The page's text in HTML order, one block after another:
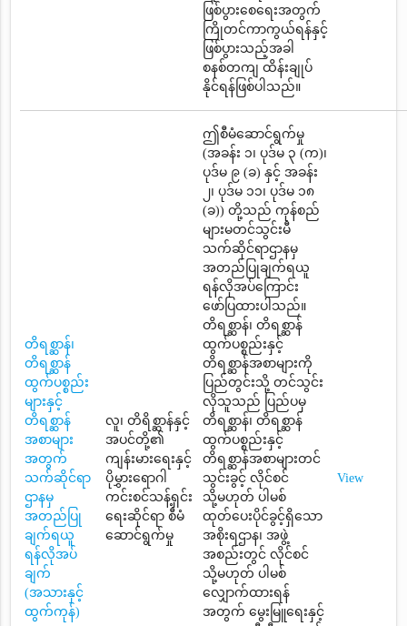
ဖြစ်ပွားစေရေးအတွက်
ကြိုတင်ကာကွယ်ရန်နှင့်
ဖြစ်ပွားသည့်အခါ
စနစ်တကျ ထိန်းချုပ်
နိုင်ရန်ဖြစ်ပါသည်။
တိရစ္ဆာန်၊
တိရစ္ဆာန်
ထွက်ပစ္စည်း
များနှင့်
တိရစ္ဆာန်
အစာများ
အတွက်
သက်ဆိုင်ရာ
ဌာနမှ
အတည်ပြု
ချက်ရယူ
ရန်လိုအပ်
ချက်
(အသားနှင့်
ထွက်ကုန်)
လူ၊ တိရိစ္ဆာန်နှင့်
အပင်တို့၏
ကျန်းမားရေးနှင့်
ပိုမွှားရောဂါ
ကင်းစင်သန့်ရှင်း
ရေးဆိုင်ရာ စီမံ
ဆောင်ရွက်မှု
ဤစီမံဆောင်ရွက်မှု
(အခန်း ၁၊ ပုဒ်မ ၃ (က)၊
ပုဒ်မ ၉ (ခ) နှင့် အခန်း
၂၊ ပုဒ်မ ၁၁၊ ပုဒ်မ ၁၈
(ခ)) တို့သည် ကုန်စည်
များမတင်သွင်းမီ
သက်ဆိုင်ရာဌာနမှ
အတည်ပြုချက်ရယူ
ရန်လိုအပ်ကြောင်း
ဖော်ပြထားပါသည်။
တိရစ္ဆာန်၊ တိရစ္ဆာန်
ထွက်ပစ္စည်းနှင့်
တိရစ္ဆာန်အစာများကို
ပြည်တွင်းသို့ တင်သွင်း
လိုသူသည် ပြည်ပမှ
တိရစ္ဆာန်၊ တိရစ္ဆာန်
ထွက်ပစ္စည်းနှင့်
တိရစ္ဆာန်အစာများတင်
သွင်းခွင့် လိုင်စင်
သို့မဟုတ် ပါမစ်
ထုတ်ပေးပိုင်ခွင့်ရှိသော
အစိုးရဌာန၊ အဖွဲ့
အစည်းတွင် လိုင်စင်
သို့မဟုတ် ပါမစ်
လျှောက်ထားရန်
အတွက် မွေးမြူရေးနှင့်
View